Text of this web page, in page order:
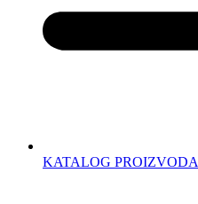
KATALOG PROIZVODA